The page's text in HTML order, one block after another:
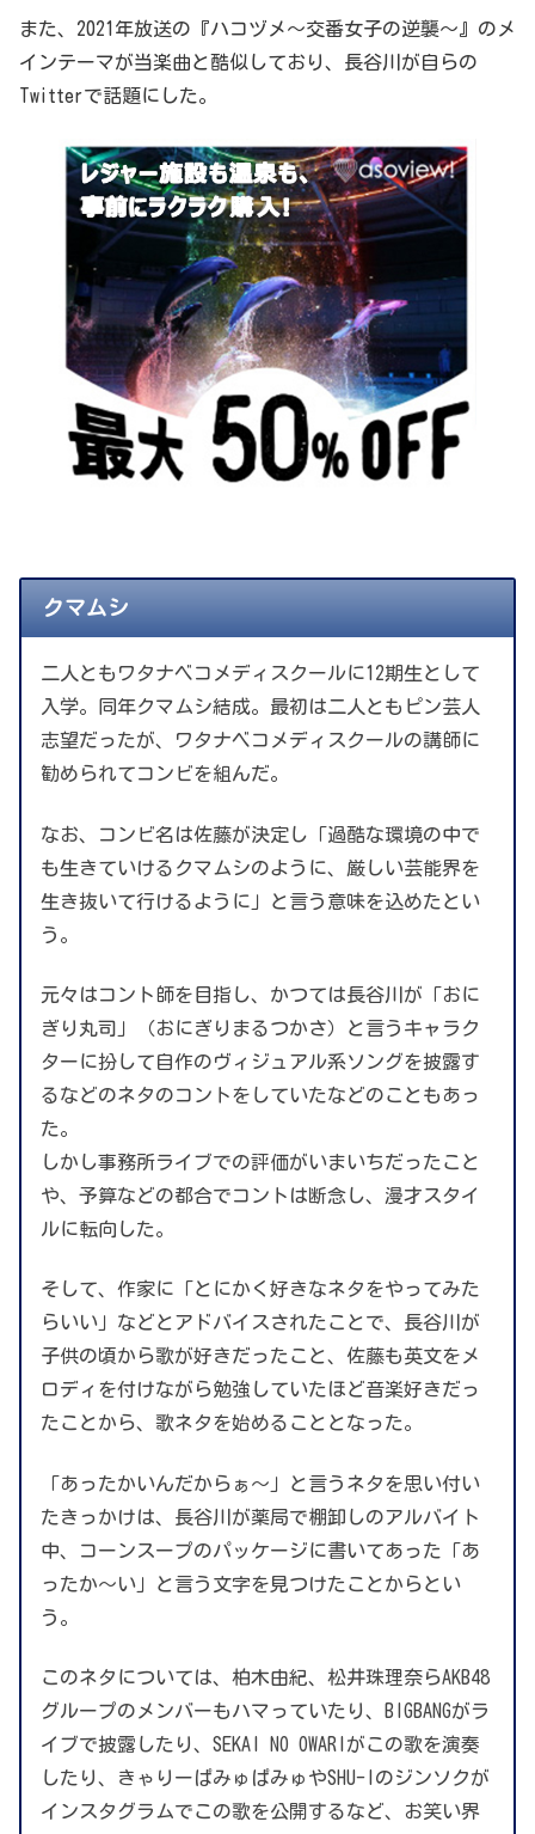
また、2021年放送の『ハコヅメ〜交番女子の逆襲〜』のメ
インテーマが当楽曲と酷似しており、長谷川が自らの
Twitterで話題にした。
クマムシ
二人ともワタナベコメディスクールに12期生として
入学。同年クマムシ結成。最初は二人ともピン芸人
志望だったが、ワタナベコメディスクールの講師に
勧められてコンビを組んだ。
なお、コンビ名は佐藤が決定し「過酷な環境の中で
も生きていけるクマムシのように、厳しい芸能界を
生き抜いて行けるように」と言う意味を込めたとい
う。
元々はコント師を目指し、かつては長谷川が「おに
ぎり丸司」（おにぎりまるつかさ）と言うキャラク
ターに扮して自作のヴィジュアル系ソングを披露す
るなどのネタのコントをしていたなどのこともあっ
た。
しかし事務所ライブでの評価がいまいちだったこと
や、予算などの都合でコントは断念し、漫才スタイ
ルに転向した。
そして、作家に「とにかく好きなネタをやってみた
らいい」などとアドバイスされたことで、長谷川が
子供の頃から歌が好きだったこと、佐藤も英文をメ
ロディを付けながら勉強していたほど音楽好きだっ
たことから、歌ネタを始めることとなった。
「あったかいんだからぁ～」と言うネタを思い付い
たきっかけは、長谷川が薬局で棚卸しのアルバイト
中、コーンスープのパッケージに書いてあった「あ
ったか〜い」と言う文字を見つけたことからとい
う。
このネタについては、柏木由紀、松井珠理奈らAKB48
グループのメンバーもハマっていたり、BIGBANGがラ
イブで披露したり、SEKAI NO OWARIがこの歌を演奏
したり、きゃりーぱみゅぱみゅやSHU-Iのジンソクが
インスタグラムでこの歌を公開するなど、お笑い界